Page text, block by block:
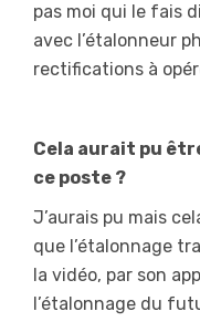
pas moi qui le fais
avec l’étalonneur
rectifications à
Cela aurait pu
ce poste ?
J’aurais pu mais
que l’étalonnage
la vidéo, par son
l’étalonnage du